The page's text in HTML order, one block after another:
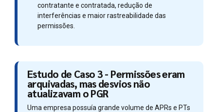
contratante e contratada, redução de
interferências e maior rastreabilidade das
permissões.
Estudo de Caso 3 - Permissões eram
arquivadas, mas desvios não
atualizavam o PGR
Uma empresa possuía grande volume de APRs e PTs